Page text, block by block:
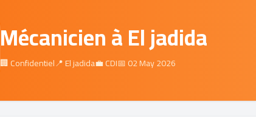
Mécanicien à El jadida
🏢 Confidentiel📍 El jadida💼 CDI📅 02 May 2026